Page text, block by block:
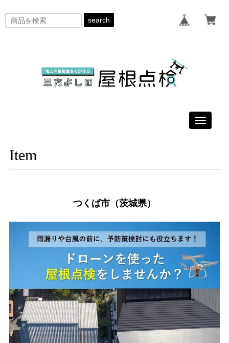
search
Toggle
Item
つくば市（茨城県）